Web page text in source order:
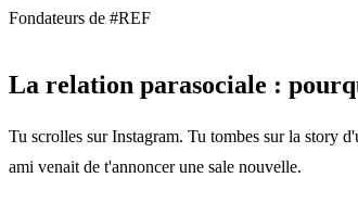
Fondateurs de #REF
La relation parasociale :
Tu scrolles sur Instagram. Tu tombes sur la story
ami venait de t'annoncer une sale nouvelle.